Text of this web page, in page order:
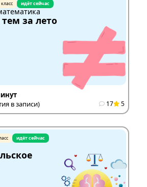
класс идёт сейчас
за лето
в записи)
17 5
идёт сейчас